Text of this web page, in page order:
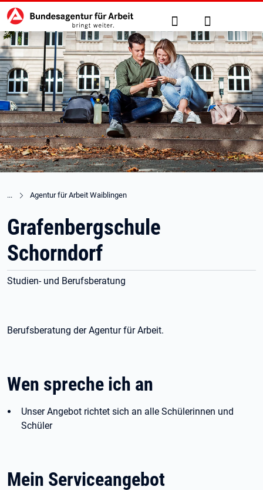
zu den Hauptinhalten springen
Hauptnavigation Suche Anmelden
Agentur für Arbeit Waiblingen
Grafenbergschule
Schorndorf
Studien- und Berufsberatung
Berufsberatung der Agentur für Arbeit.
Wen spreche ich an
Unser Angebot richtet sich an alle Schülerinnen und
Schüler
Mein Serviceangebot